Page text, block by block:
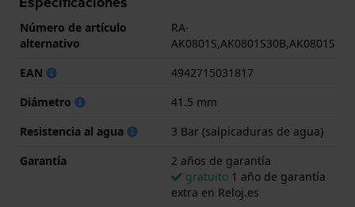
agua. El reloj viene con 2 años de garantía.
.
Número de artículo
alternativo
RA-
AK0801S,AK0801S30B,AK0801S
EAN
4942715031817
Diámetro
41.5 mm
Resistencia al agua
3 Bar (salpicaduras de agua)
Garantía
2 años de garantía
gratuito 1 año de garantía
extra en Reloj.es